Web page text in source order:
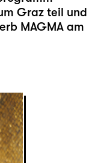
Graz teil und
MAGMA am